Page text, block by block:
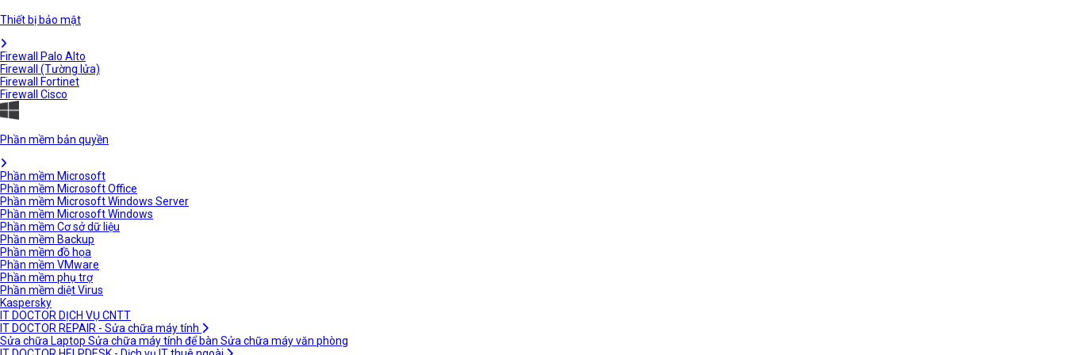
Thiết bị bảo mật
Firewall Palo Alto
Firewall (Tường lửa)
Firewall Fortinet
Firewall Cisco
Phần mềm bản quyền
Phần mềm Microsoft
Phần mềm Microsoft Office
Phần mềm Microsoft Windows Server
Phần mềm Microsoft Windows
Phần mềm Cơ sở dữ liệu
Phần mềm Backup
Phần mềm đồ họa
Phần mềm VMware
Phần mềm phụ trợ
Phần mềm diệt Virus
Kaspersky
IT DOCTOR DỊCH VỤ CNTT
IT DOCTOR REPAIR - Sửa chữa máy tính
Sửa chữa Laptop Sửa chữa máy tính để bàn Sửa chữa máy văn phòng